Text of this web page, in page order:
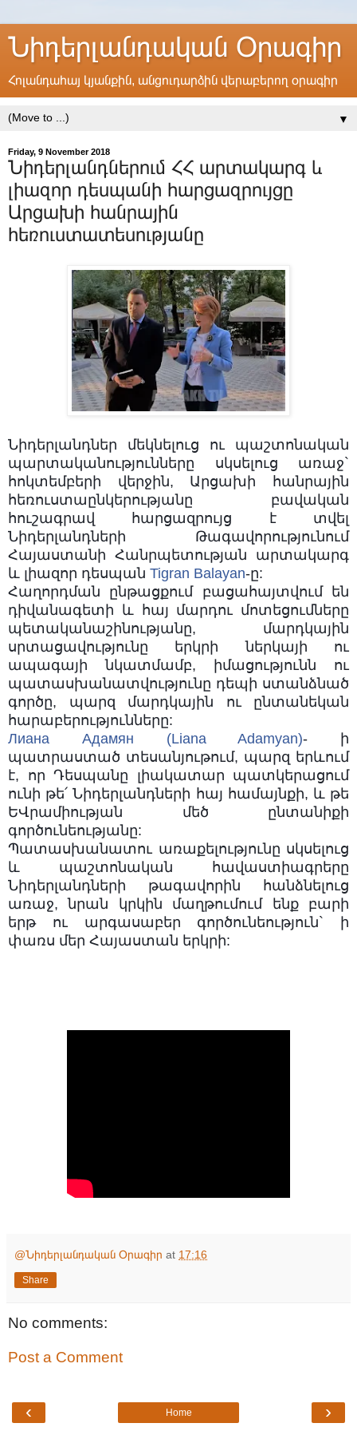
Նիդերլանդական Օրագիր
Հոլանդահայ կյանքին, անցուդարձին վերաբերող օրագիր
▼
Friday, 9 November 2018
Նիդերլանդներում ՀՀ արտակարգ և
լիազոր դեսպանի հարցազրույցը
Արցախի հանրային
հեռուստատեսությանը
Նիդերլանդներ մեկնելուց ու պաշտոնական
պարտականությունները սկսելուց առաջ`
հոկտեմբերի վերջին, Արցախի հանրային
հեռուստաընկերությանը բավական
հուշագրավ հարցազրույց է տվել
Նիդերլանդների Թագավորությունում
Հայաստանի Հանրպետության արտակարգ
և լիազոր դեսպան Tigran Balayan-ը:
Հաղորդման ընթացքում բացահայտվում են
դիվանագետի և հայ մարդու մոտեցումները
պետականաշինությանը, մարդկային
սրտացավությունը երկրի ներկայի ու
ապագայի նկատմամբ, իմացությունն ու
պատասխանատվությունը դեպի ստանձնած
գործը, պարզ մարդկային ու ընտանեկան
հարաբերությունները:
Лиана Адамян (Liana Adamyan)- ի
պատրաստած տեսանյութում, պարզ երևում
է, որ Դեսպանը լիակատար պատկերացում
ունի թե՛ Նիդերլանդների հայ համայնքի, և թե
ԵՎրամիության մեծ ընտանիքի
գործունեությանը:
Պատասխանատու առաքելությունը սկսելուց
և պաշտոնական հավաստիագրերը
Նիդերլանդների թագավորին հանձնելուց
առաջ, նրան կրկին մաղթումում ենք բարի
երթ ու արգասաբեր գործունեություն` ի
փառս մեր Հայաստան երկրի:
@Նիդերլանդական Օրագիր at 17:16
Share
No comments:
Post a Comment
‹ ›
Home